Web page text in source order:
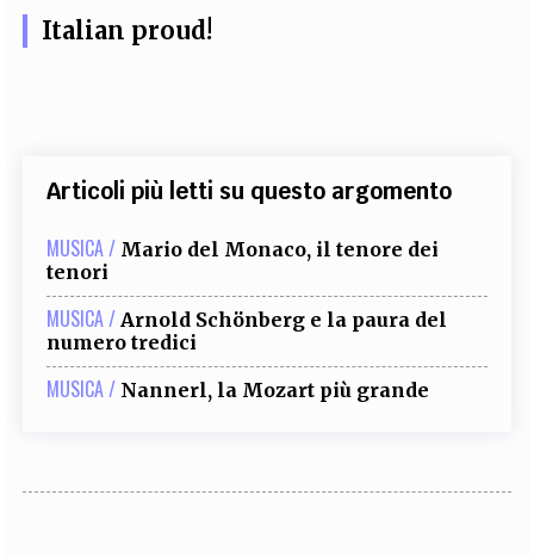
Italian proud!
Articoli più letti su questo argomento
MUSICA / Mario del Monaco, il tenore dei
tenori
MUSICA / Arnold Schönberg e la paura del
numero tredici
MUSICA / Nannerl, la Mozart più grande